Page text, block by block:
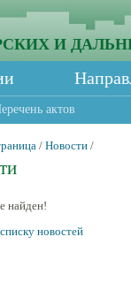
И
актов
/ Новости /
найден!
новостей